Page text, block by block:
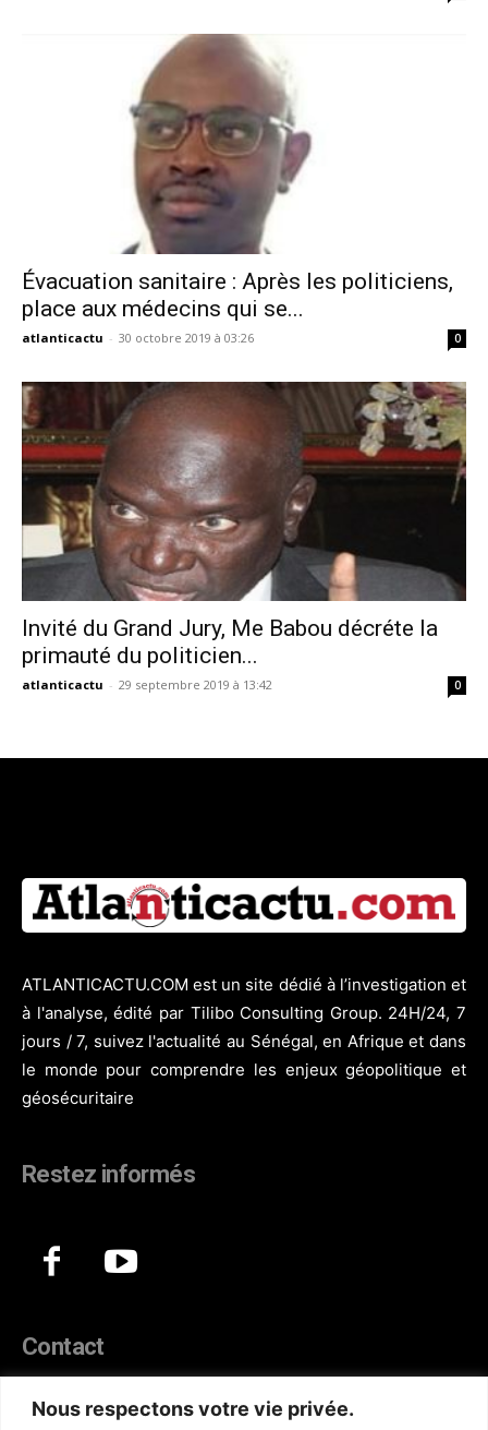
Nous respectons votre vie privée.
Évacuation sanitaire : Après les politiciens,
place aux médecins qui se...
atlanticactu - 30 octobre 2019 à 03:26 0
Invité du Grand Jury, Me Babou décréte la
primauté du politicien...
atlanticactu - 29 septembre 2019 à 13:42 0
ATLANTICACTU.COM est un site dédié à l’investigation et
à l'analyse, édité par Tilibo Consulting Group. 24H/24, 7
jours / 7, suivez l'actualité au Sénégal, en Afrique et dans
le monde pour comprendre les enjeux géopolitique et
géosécuritaire
Restez informés
Contact
Téléphone :(+221) 70 330 86 87‬